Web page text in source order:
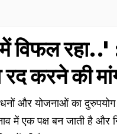
में विफल रहा..'
रद करने की
और योजनाओं का
में एक पक्ष बन जाती है और